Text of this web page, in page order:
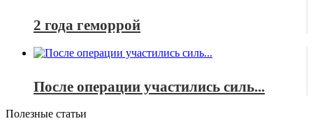
2 года геморрой
После операции участились силь...
Полезные статьи